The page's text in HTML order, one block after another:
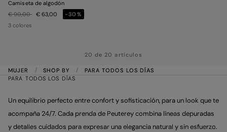
Camiseta de algodón
Precio rebajado de
€ 90,00a € 63,00
-30%
3 colores
20 de 20 artículos
MUJER SHOP BY
PARA TODOS LOS DÍAS
PARA TODOS LOS DÍAS
Un equilibrio perfecto entre confort y sofisticación, para un look que te
acompaña 24/7. Cada prenda de Peuterey combina líneas depuradas
y detalles cuidados para expresar una elegancia natural y sin esfuerzo.